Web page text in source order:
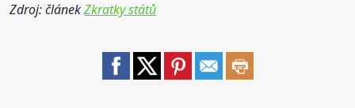
Zdroj: článekZkratky států